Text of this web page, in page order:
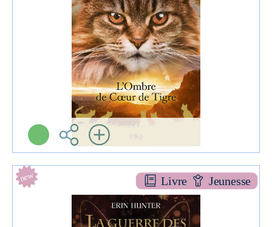
Paris - 2023 )
Informations:
Plus d'infos
Livre Jeunesse
new
Le voyage d'aile de faucon [hs 9]
ROMAN JEU